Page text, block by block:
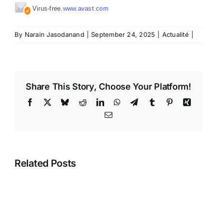
Virus-free.www.avast.com
By Narain Jasodanand September 24, 2025 Actualité
Share This Story, Choose Your Platform!
Facebook BlueskyRedditLinkedInWhatsApp
TelegramTumblr PinterestXing
Email
Related Posts
La